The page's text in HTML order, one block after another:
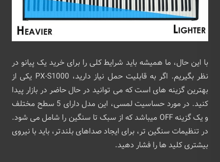
با این حال، ما همیشه باید شرایط کلی را برای خرید یک پیانو در
نظر بگیریم. اگر به قابلیت حمل نیاز دارید، PX-S1000 یکی از
بهترین گزینه های است که می توانید در حال حاضر در بازار پیدا
کنید. در مورد حساسیت لمسی، این مدل دارای 5 سطح مختلف
و یک گزینه OFF میباشد که از سبک تا سنگین را شامل می شود.
در تنظیمات سنگین تر، برای ایجاد صداهای بلندتر، باید با نیروی
بیشتری کلید ها را فشار دهید.